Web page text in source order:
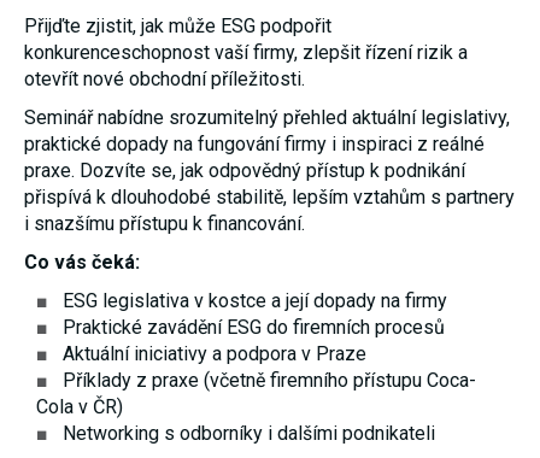
Přijďte zjistit, jak může ESG podpořit
konkurenceschopnost vaší firmy, zlepšit řízení rizik a
otevřít nové obchodní příležitosti.
Seminář nabídne srozumitelný přehled aktuální legislativy,
praktické dopady na fungování firmy i inspiraci z reálné
praxe. Dozvíte se, jak odpovědný přístup k podnikání
přispívá k dlouhodobé stabilitě, lepším vztahům s partnery
i snazšímu přístupu k financování.
Co vás čeká:
ESG legislativa v kostce a její dopady na firmy
Praktické zavádění ESG do firemních procesů
Aktuální iniciativy a podpora v Praze
Příklady z praxe (včetně firemního přístupu Coca-
Cola v ČR)
Networking s odborníky i dalšími podnikateli
určujeme
počet návštěv
a zdroje
internetových
stránek. Data
získaná
pomocí těchto
cookies
které ukazují
na konkrétní
uživatelé
našeho webu.
Pokud
vypnete
analytických
cookies ve